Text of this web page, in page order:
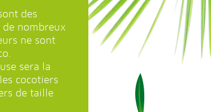
des
de nombreux
ne sont
sera la
cocotiers
de taille